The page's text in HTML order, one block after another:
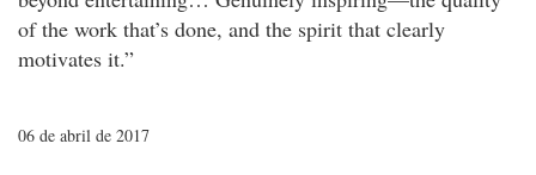
of the work that’s done, and the spirit that clearly
motivates it.”
06 de abril de 2017